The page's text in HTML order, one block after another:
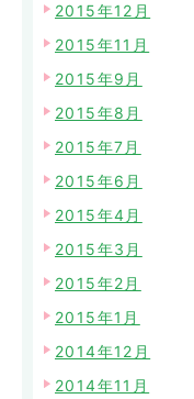
2015年12月
2015年11月
2015年9月
2015年8月
2015年7月
2015年6月
2015年4月
2015年3月
2015年2月
2015年1月
2014年12月
2014年11月